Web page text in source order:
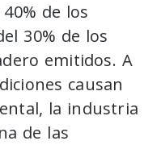
de los
30% de los
emitidos. A
causan
la industria
de las